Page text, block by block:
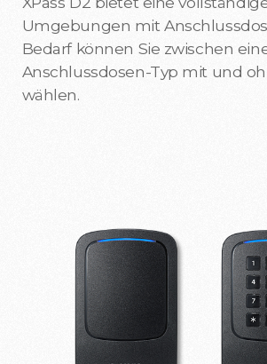
Umgebungen mit
Bedarf können Sie zwischen
Anschlussdosen-Typ mit und
wählen.